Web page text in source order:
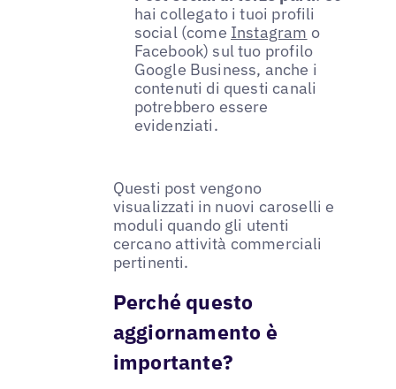
hai collegato i tuoi profili
social (come Instagram o
Facebook) sul tuo profilo
Google Business, anche i
contenuti di questi canali
potrebbero essere
evidenziati.
Questi post vengono
visualizzati in nuovi caroselli e
moduli quando gli utenti
cercano attività commerciali
pertinenti.
Perché questo
aggiornamento è
importante?